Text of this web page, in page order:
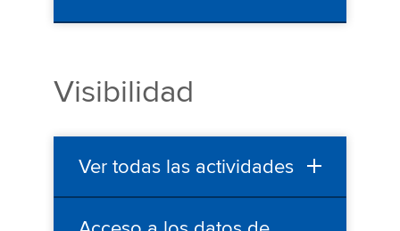
Visibilidad
Ver todas las actividades